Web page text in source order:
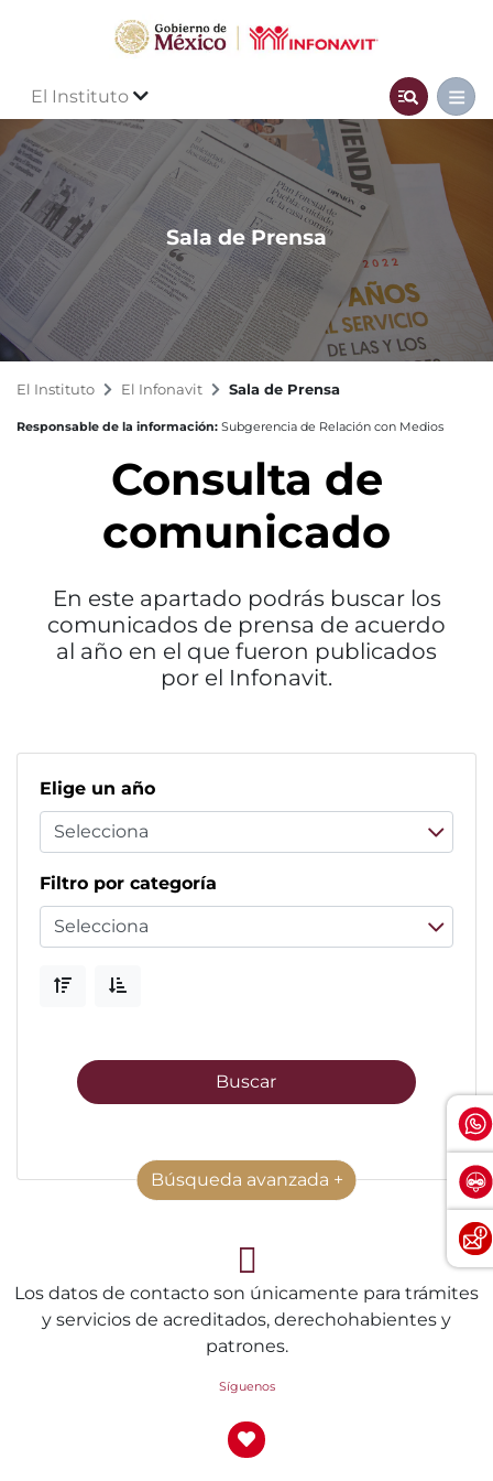
El Instituto
Sala de Prensa
El Instituto El Infonavit Sala de Prensa
Responsable de la información: Subgerencia de Relación con Medios
Consulta de
comunicado
En este apartado podrás buscar los
comunicados de prensa de acuerdo
al año en el que fueron publicados
por el Infonavit.
Elige un año
Filtro por categoría
Buscar
Búsqueda avanzada +
Los datos de contacto son únicamente para trámites
y servicios de acreditados, derechohabientes y
patrones.
Síguenos